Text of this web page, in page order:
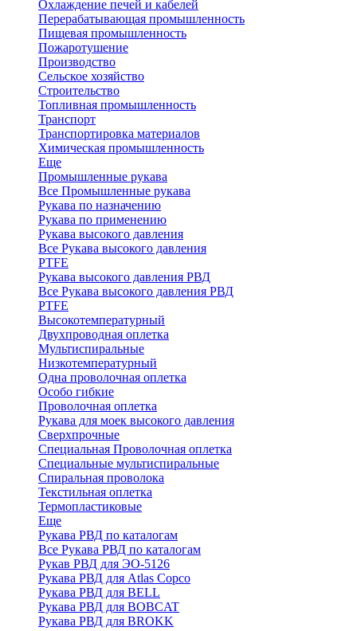
Охлаждение печей и кабелей
Перерабатывающая промышленность
Пищевая промышленность
Пожаротушение
Производство
Сельское хозяйство
Строительство
Топливная промышленность
Транспорт
Транспортировка материалов
Химическая промышленность
Еще
Промышленные рукава
Все Промышленные рукава
Рукава по назначению
Рукава по применению
Рукава высокого давления
Все Рукава высокого давления
PTFE
Рукава высокого давления РВД
Все Рукава высокого давления РВД
PTFE
Высокотемпературный
Двухпроводная оплетка
Мультиспиральные
Низкотемпературный
Одна проволочная оплетка
Особо гибкие
Проволочная оплетка
Рукава для моек высокого давления
Сверхпрочные
Специальная Проволочная оплетка
Специальные мультиспиральные
Спиральная проволока
Текстильная оплетка
Термопластиковые
Еще
Рукава РВД по каталогам
Все Рукава РВД по каталогам
Рукав РВД для ЭО-5126
Рукава РВД для Atlas Copco
Рукава РВД для BELL
Рукава РВД для BOBCAT
Рукава РВД для BROKK